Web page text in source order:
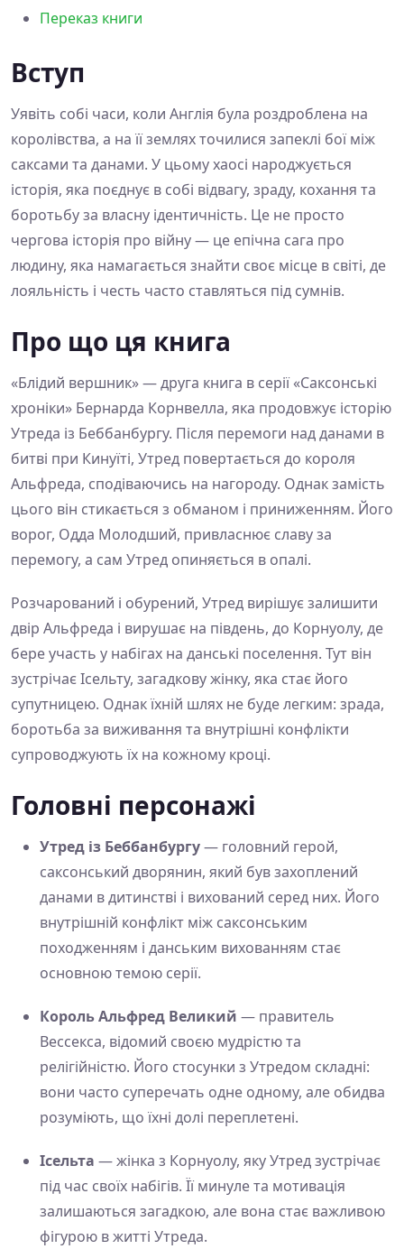
Переказ книги
Вступ
Уявіть собі часи, коли Англія була роздроблена на
королівства, а на її землях точилися запеклі бої між
саксами та данами. У цьому хаосі народжується
історія, яка поєднує в собі відвагу, зраду, кохання та
боротьбу за власну ідентичність. Це не просто
чергова історія про війну — це епічна сага про
людину, яка намагається знайти своє місце в світі, де
лояльність і честь часто ставляться під сумнів.
Про що ця книга
«Блідий вершник» — друга книга в серії «Саксонські
хроніки» Бернарда Корнвелла, яка продовжує історію
Утреда із Беббанбургу. Після перемоги над данами в
битві при Кинуїті, Утред повертається до короля
Альфреда, сподіваючись на нагороду. Однак замість
цього він стикається з обманом і приниженням. Його
ворог, Одда Молодший, привласнює славу за
перемогу, а сам Утред опиняється в опалі.
Розчарований і обурений, Утред вирішує залишити
двір Альфреда і вирушає на південь, до Корнуолу, де
бере участь у набігах на данські поселення. Тут він
зустрічає Ісельту, загадкову жінку, яка стає його
супутницею. Однак їхній шлях не буде легким: зрада,
боротьба за виживання та внутрішні конфлікти
супроводжують їх на кожному кроці.
Головні персонажі
Утред із Беббанбургу— головний герой,
саксонський дворянин, який був захоплений
данами в дитинстві і вихований серед них. Його
внутрішній конфлікт між саксонським
походженням і данським вихованням стає
основною темою серії.
Король Альфред Великий — правитель
Вессекса, відомий своєю мудрістю та
релігійністю. Його стосунки з Утредом складні:
вони часто суперечать одне одному, але обидва
розуміють, що їхні долі переплетені.
Ісельта — жінка з Корнуолу, яку Утред зустрічає
під час своїх набігів. Її минуле та мотивація
залишаються загадкою, але вона стає важливою
фігурою в житті Утреда.